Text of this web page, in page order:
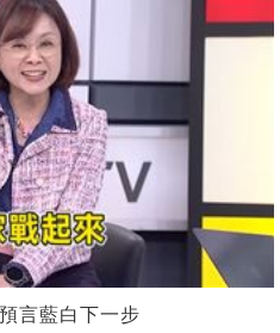
言藍白下一步